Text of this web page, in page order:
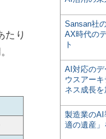
たり
Sansan社
AX時代の
ト
AI対応のデ
ウスアー
ネス成長
製造業の
適の遺産